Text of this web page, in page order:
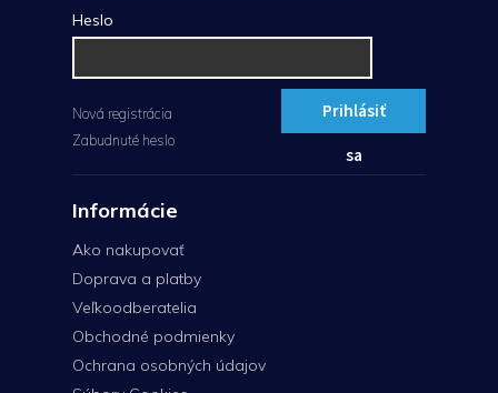
Heslo
Prihlásiť
sa
Nová registrácia
Zabudnuté heslo
Informácie
Ako nakupovať
Doprava a platby
Veľkoodberatelia
Obchodné podmienky
Ochrana osobných údajov